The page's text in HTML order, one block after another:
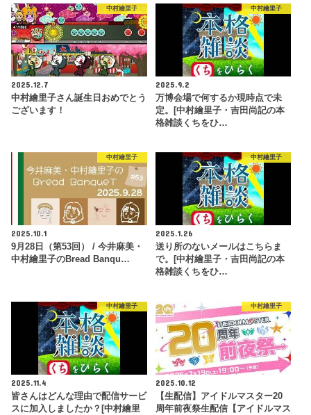
中村繪里子
2025.12.7
中村繪里子さん誕生日おめでとう
ございます！
中村繪里子
2025.9.2
万博会場で何するか現時点で未
定。[中村繪里子・吉田尚記の本
格雑談くちをひ…
中村繪里子
2025.10.1
9月28日（第53回） / 今井麻美・
中村繪里子のBread Banqu…
中村繪里子
2025.1.26
送り所のないメールはこちらま
で。[中村繪里子・吉田尚記の本
格雑談くちをひ…
中村繪里子
2025.11.4
皆さんはどんな理由で配信サービ
スに加入しましたか？[中村繪里
中村繪里子
2025.10.12
【生配信】アイドルマスター20
周年前夜祭生配信【アイドルマス